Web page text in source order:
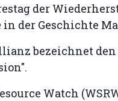
der
der Geschichte
bezeichnet
Watch